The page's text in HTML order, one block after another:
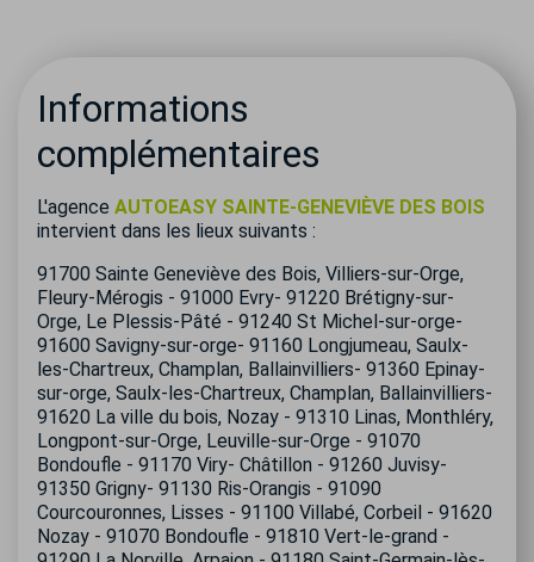
Informations
complémentaires
L'agence AUTOEASY SAINTE-GENEVIÈVE DES BOIS
intervient dans les lieux suivants :
91700 Sainte Geneviève des Bois, Villiers-sur-Orge,
Fleury-Mérogis - 91000 Evry- 91220 Brétigny-sur-
Orge, Le Plessis-Pâté - 91240 St Michel-sur-orge-
91600 Savigny-sur-orge- 91160 Longjumeau, Saulx-
les-Chartreux, Champlan, Ballainvilliers- 91360 Epinay-
sur-orge, Saulx-les-Chartreux, Champlan, Ballainvilliers-
91620 La ville du bois, Nozay - 91310 Linas, Monthléry,
Longpont-sur-Orge, Leuville-sur-Orge - 91070
Bondoufle - 91170 Viry- Châtillon - 91260 Juvisy-
91350 Grigny- 91130 Ris-Orangis - 91090
Courcouronnes, Lisses - 91100 Villabé, Corbeil - 91620
Nozay - 91070 Bondoufle - 91810 Vert-le-grand -